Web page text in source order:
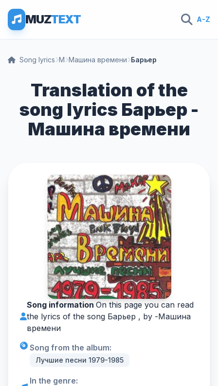
MUZTEXT A-Z
Song lyrics М Машина времени Барьер
Translation of the
song lyrics Барьер -
Машина времени
Song information On this page you can read
the lyrics of the song Барьер , by -Машина
времени
Song from the album:
Лучшие песни 1979-1985
In the genre: